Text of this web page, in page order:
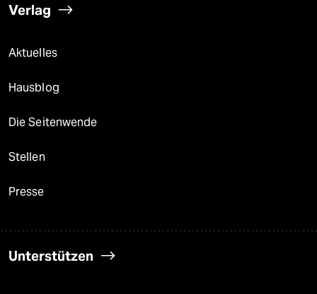
Verlag
Aktuelles
Hausblog
Die Seitenwende
Stellen
Presse
Unterstützen